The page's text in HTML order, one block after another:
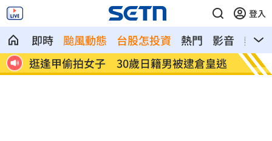
登入
即時 颱風動態 台股怎投資 熱門 影音
熱搜
逃
姜厚任揭「和女友前夫是好友」撇小三傳
言
挺賴